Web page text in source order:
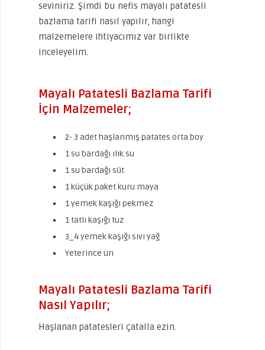
seviniriz. Şimdi bu nefis mayalı patatesli
bazlama tarifi nasıl yapılır, hangi
malzemelere ihtiyacımız var birlikte
inceleyelim.
Mayalı Patatesli Bazlama Tarifi
İçin Malzemeler;
2- 3 adet haşlanmış patates orta boy
1 su bardağı ılık su
1 su bardağı süt
1 küçük paket kuru maya
1 yemek kaşığı pekmez
1 tatlı kaşığı tuz
3_4 yemek kaşığı sıvı yağ
Yeterince un
Mayalı Patatesli Bazlama Tarifi
Nasıl Yapılır;
Haşlanan patatesleri çatalla ezin.